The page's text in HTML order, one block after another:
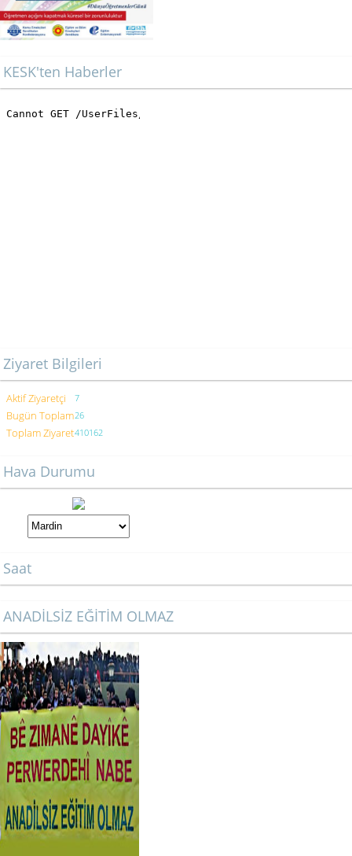
KESK'ten Haberler
Ziyaret Bilgileri
Aktif Ziyaretçi 7
Bugün Toplam26
Toplam Ziyaret410162
Hava Durumu
Saat
ANADİLSİZ EĞİTİM OLMAZ